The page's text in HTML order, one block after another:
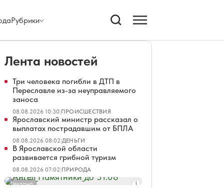
Рубрики
Лента новостей
Три человека погибли в ДТП в
Переславле из-за неуправляемого
заноса
08.08.2026 10:30|ПРОИСШЕСТВИЯ
Ярославский министр рассказал о
выплатах пострадавшим от БПЛА
08.08.2026 08:02|ДЕНЬГИ
В Ярославской области
развивается грибной туризм
08.08.2026 07:02|ПРИРОДА
Реклама